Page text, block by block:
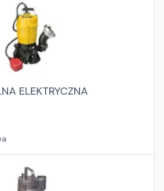
ELEKTRYCZNA